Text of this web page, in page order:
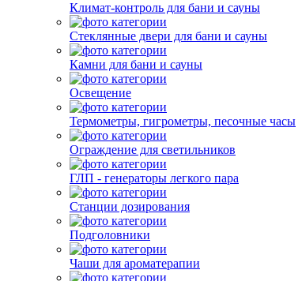
Климат-контроль для бани и сауны
Стеклянные двери для бани и сауны
Камни для бани и сауны
Освещение
Термометры, гигрометры, песочные часы
Ограждение для светильников
ГЛП - генераторы легкого пара
Станции дозирования
Подголовники
Чаши для ароматерапии